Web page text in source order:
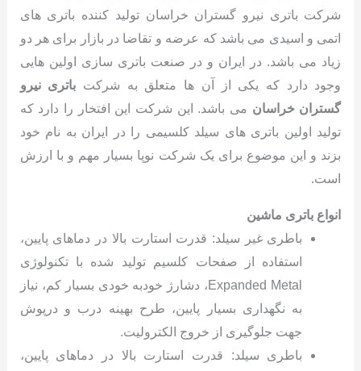
شرکت باتری نیرو گستران خراسان تولید کننده باتری های
اتمی و اسیدی می باشد که عرضه و تقاضا در بازار برای هر دو
زیاد می باشد. در ایران و در صنعت باتری سازی اولین هایی
وجود دارد که یکی از آن ها متعلق به شرکت باتری نیرو
گستران خراسان می باشد. این شرکت این افتخار را دارد که
تولید اولین باتری های سیلد کلسیمی را در ایران به نام خود
بزند و این موضوع برای یک شرکت نوپا بسیار مهم و با ارزش
است.
انواع باتری ماشین
باطری غیر سیلد: قدرت استارت بالا در دماهای پایین،
استفاده از صفحات کلسیم تولید شده با تکنولوژی
Expanded Metal، دشارژ خودبه خودی بسیار کم، نیاز
به نگهداری بسیار پایین، طرح بهینه درب و درپوش
جهت جلوگیری از خروج الکترولیت.
باطری سیلد: قدرت استارت بالا در دماهای پایین،